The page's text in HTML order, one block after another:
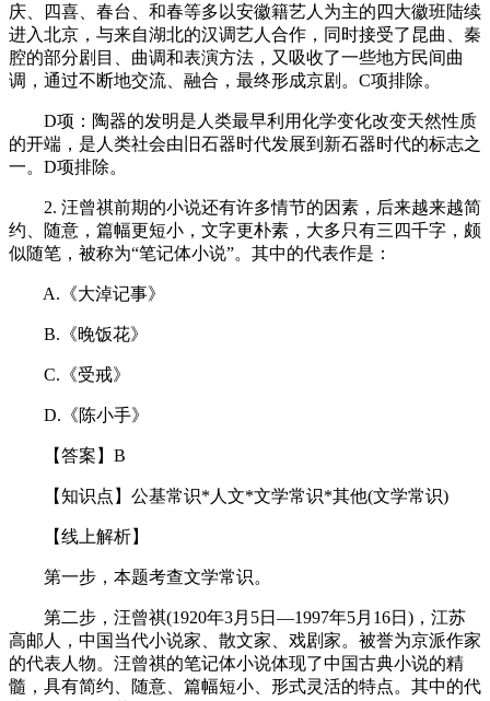
庆、四喜、春台、和春等多以安徽籍艺人为主的四大徽班陆续
进入北京，与来自湖北的汉调艺人合作，同时接受了昆曲、秦
腔的部分剧目、曲调和表演方法，又吸收了一些地方民间曲
调，通过不断地交流、融合，最终形成京剧。C项排除。
D项：陶器的发明是人类最早利用化学变化改变天然性质
的开端，是人类社会由旧石器时代发展到新石器时代的标志之
一。D项排除。
2. 汪曾祺前期的小说还有许多情节的因素，后来越来越简
约、随意，篇幅更短小，文字更朴素，大多只有三四千字，颇
似随笔，被称为“笔记体小说”。其中的代表作是：
A.《大淖记事》
B.《晚饭花》
C.《受戒》
D.《陈小手》
【答案】B
【知识点】公基常识*人文*文学常识*其他(文学常识)
【线上解析】
第一步，本题考查文学常识。
第二步，汪曾祺(1920年3月5日—1997年5月16日)，江苏
高邮人，中国当代小说家、散文家、戏剧家。被誉为京派作家
的代表人物。汪曾祺的笔记体小说体现了中国古典小说的精
髓，具有简约、随意、篇幅短小、形式灵活的特点。其中的代